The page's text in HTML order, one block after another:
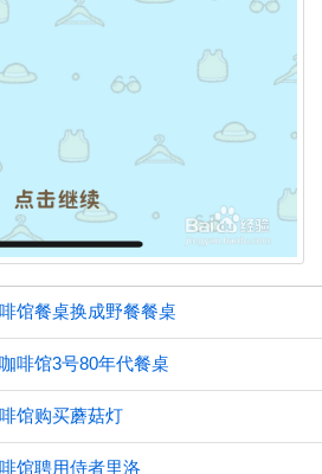
馆餐桌换成野餐餐桌
啡馆3号80年代餐桌
馆购买蘑菇灯
馆聘用侍者里洛